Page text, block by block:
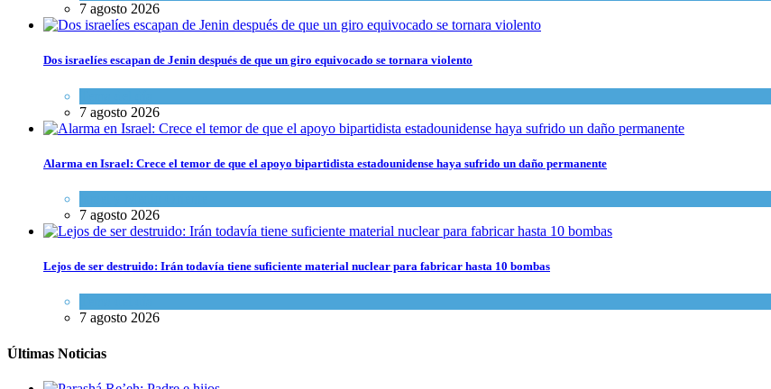
7 agosto 2026
Dos israelíes escapan de Jenin después de que un giro equivocado se tornara violento
7 agosto 2026
Alarma en Israel: Crece el temor de que el apoyo bipartidista estadounidense haya sufrido un daño permanente
7 agosto 2026
Lejos de ser destruido: Irán todavía tiene suficiente material nuclear para fabricar hasta 10 bombas
7 agosto 2026
Últimas Noticias